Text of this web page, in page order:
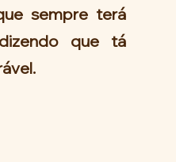
sempre terá
que tá